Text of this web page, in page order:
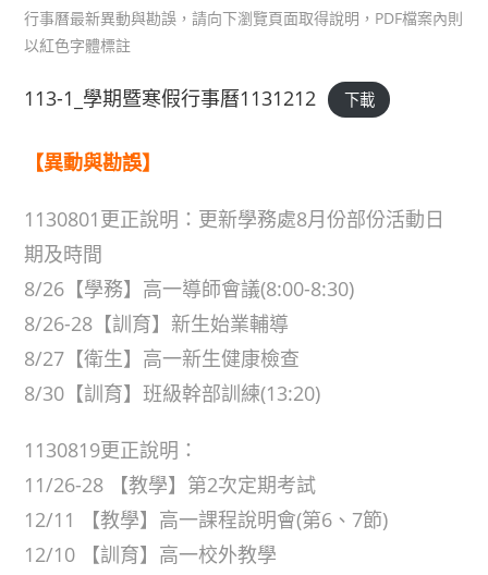
行事曆最新異動與勘誤，請向下瀏覽頁面取得說明，PDF檔案內則
以紅色字體標註
113-1_學期暨寒假行事曆1131212 下載
【異動與勘誤】
1130801更正說明：更新學務處8月份部份活動日
期及時間
8/26【學務】高一導師會議(8:00-8:30)
8/26-28【訓育】新生始業輔導
8/27【衛生】高一新生健康檢查
8/30【訓育】班級幹部訓練(13:20)
1130819更正說明：
11/26-28 【教學】第2次定期考試
12/11 【教學】高一課程說明會(第6、7節)
12/10 【訓育】高一校外教學